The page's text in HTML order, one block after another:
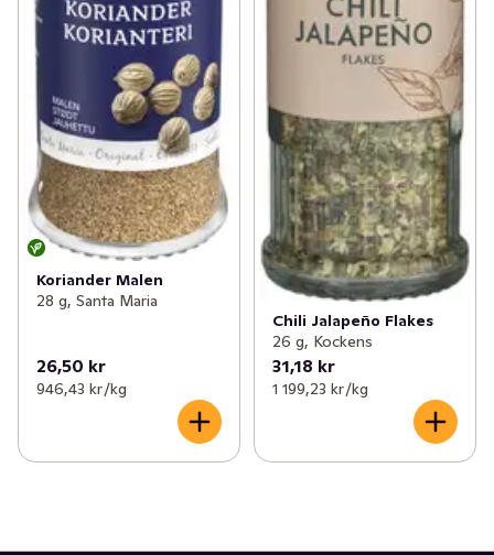
Koriander Malen
28 g, Santa Maria
26,50 kr
946,43 kr /kg
Chili Jalapeño Flakes
26 g, Kockens
31,18 kr
1 199,23 kr /kg